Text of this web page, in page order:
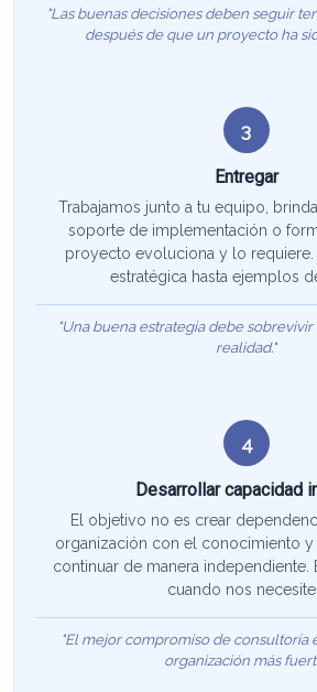
"Las buenas decisiones deben seguir
después de que un proyecto ha
3
Entregar
Trabajamos junto a tu equipo,
soporte de implementación o
proyecto evoluciona y lo requiere.
estratégica hasta ejemplos
"Una buena estrategia debe
realidad."
4
Desarrollar capacidad
El objetivo no es crear
organización con el conocimiento y
continuar de manera independiente.
cuando nos
"El mejor compromiso de consultoría
organización más